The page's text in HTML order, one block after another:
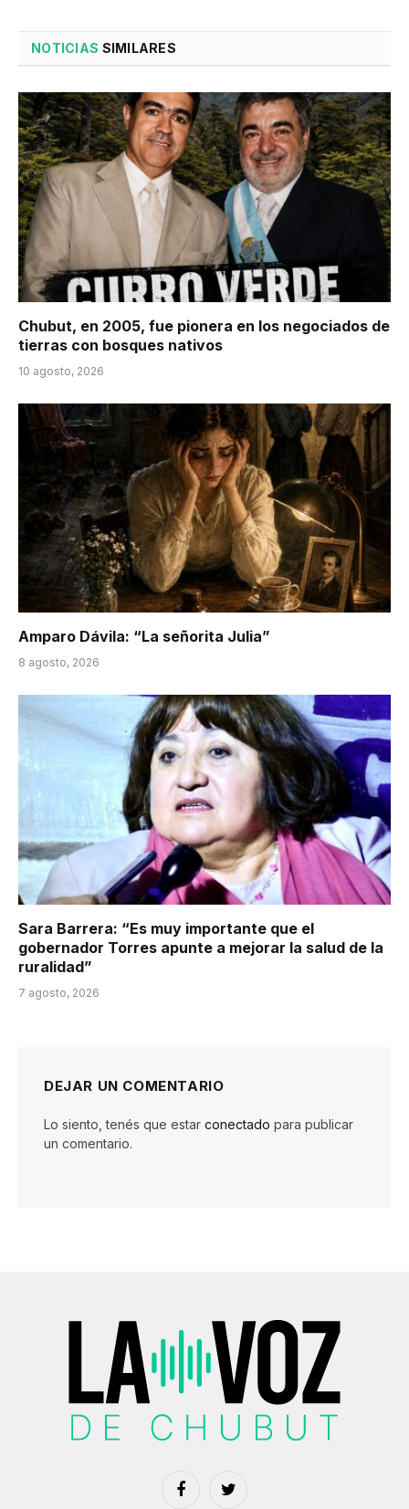
NOTICIAS SIMILARES
Chubut, en 2005, fue pionera en los negociados de
tierras con bosques nativos
10 agosto, 2026
Amparo Dávila: “La señorita Julia”
8 agosto, 2026
Sara Barrera: “Es muy importante que el
gobernador Torres apunte a mejorar la salud de la
ruralidad”
7 agosto, 2026
DEJAR UN COMENTARIO
Lo siento, tenés que estar conectado para publicar
un comentario.
FacebookTwitter